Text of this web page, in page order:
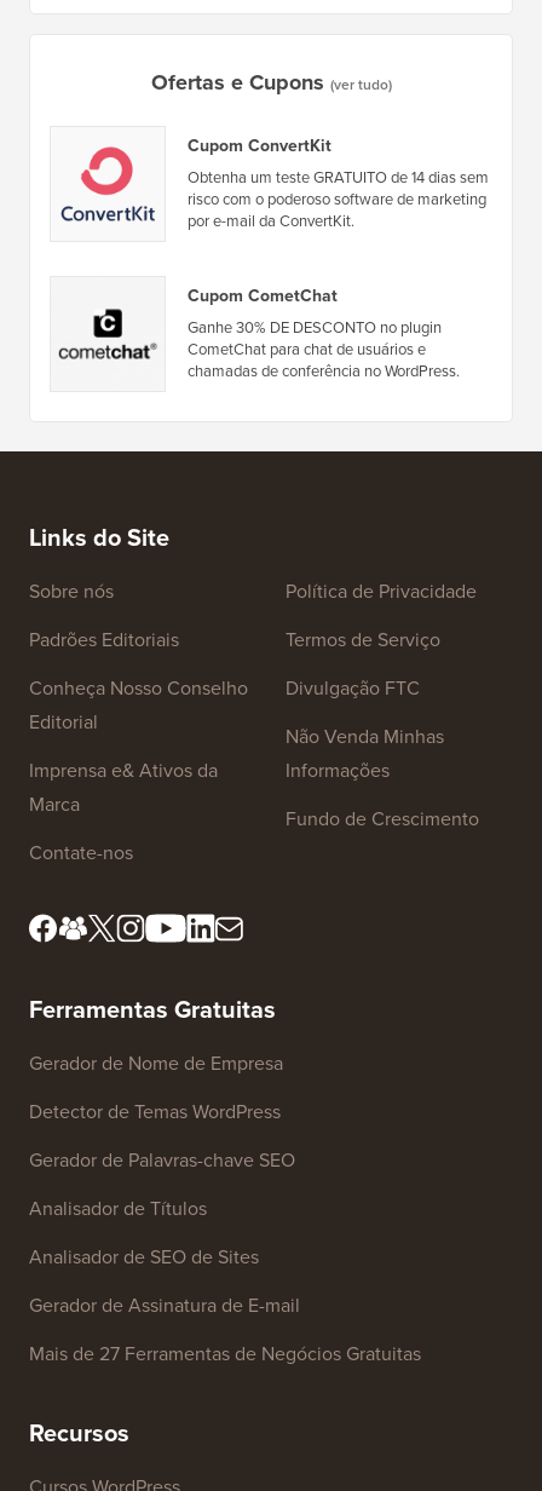
Ofertas e Cupons (ver tudo)
Cupom ConvertKit
Obtenha um teste GRATUITO de 14 dias sem
risco com o poderoso software de marketing
por e-mail da ConvertKit.
Cupom CometChat
Ganhe 30% DE DESCONTO no plugin
CometChat para chat de usuários e
chamadas de conferência no WordPress.
Links do Site
Sobre nós
Padrões Editoriais
Conheça Nosso Conselho
Editorial
Imprensa e& Ativos da
Marca
Contate-nos
Política de Privacidade
Termos de Serviço
Divulgação FTC
Não Venda Minhas
Informações
Fundo de Crescimento
Ferramentas Gratuitas
Gerador de Nome de Empresa
Detector de Temas WordPress
Gerador de Palavras-chave SEO
Analisador de Títulos
Analisador de SEO de Sites
Gerador de Assinatura de E-mail
Mais de 27 Ferramentas de Negócios Gratuitas
Recursos